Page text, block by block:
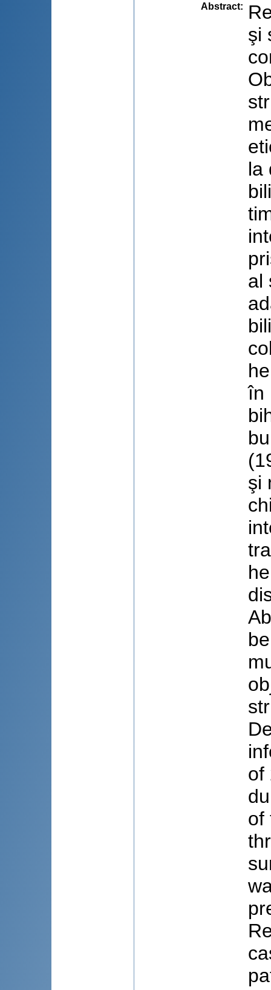
Abstract:
şi
la
al
în
şi
of
of